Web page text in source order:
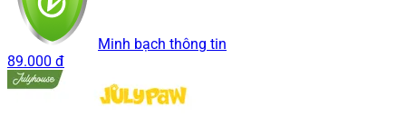
Minh bạch thông tin
89.000 đ